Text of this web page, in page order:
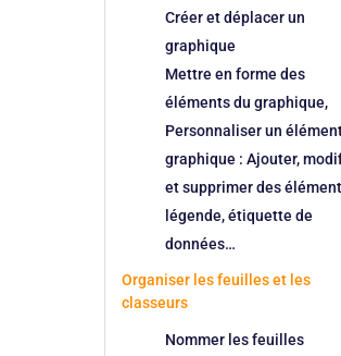
Créer et déplacer un
graphique
Mettre en forme des
éléments du graphique,
Personnaliser un
graphique : Ajouter,
et supprimer des
légende, étiquette de
données…
Organiser les feuilles et les
classeurs
Nommer les feuilles